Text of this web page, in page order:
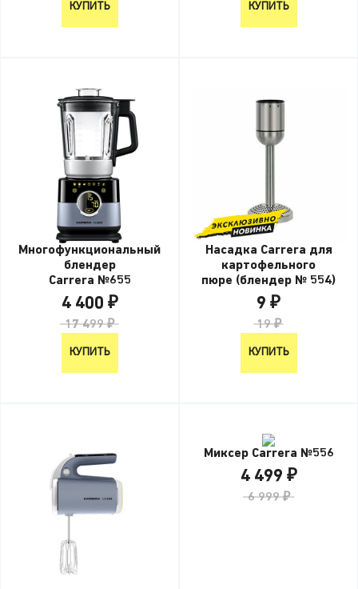
КУПИТЬ КУПИТЬ
Многофункциональный
блендер
Carrera №655
4 400 ₽
17 499 ₽
КУПИТЬ
Насадка Carrera для
картофельного
пюре (блендер № 554)
9 ₽
19 ₽
КУПИТЬ
Миксер Carrera №556
4 499 ₽
6 999 ₽